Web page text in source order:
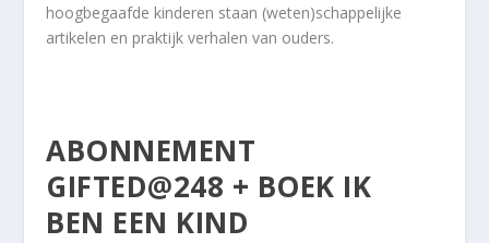
hoogbegaafde kinderen staan (weten)schappelijke
artikelen en praktijk verhalen van ouders.
ABONNEMENT
GIFTED@248 + BOEK IK
BEN EEN KIND